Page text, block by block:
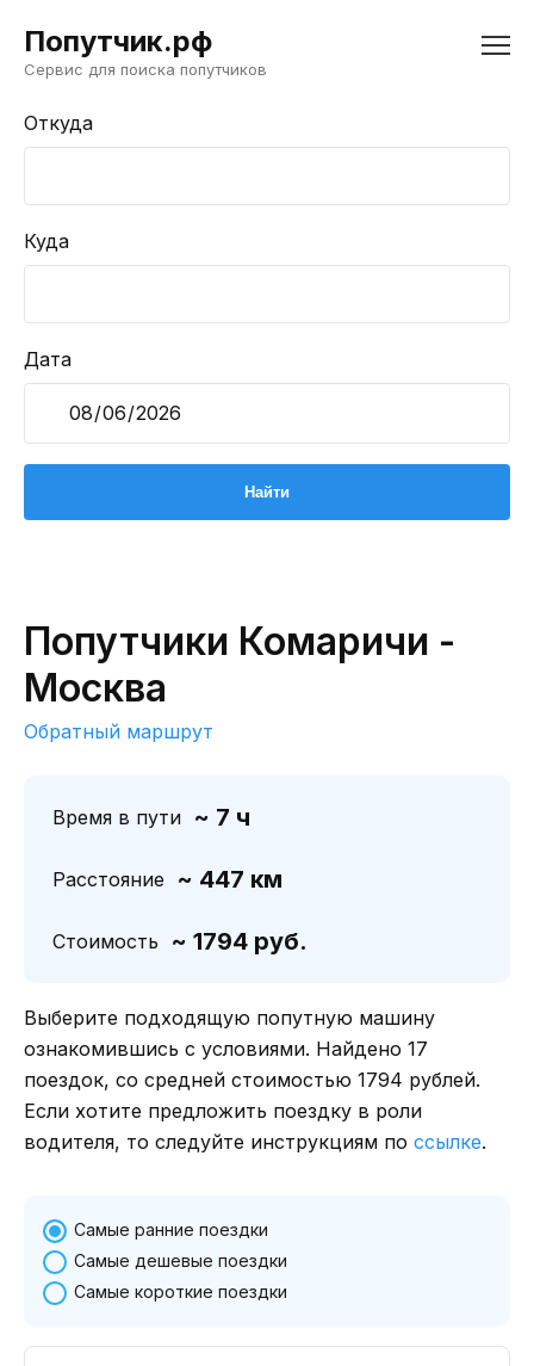
Попутчик.рф
Сервис для поиска попутчиков
Откуда
Куда
Дата
Попутчики Комаричи -
Москва
Обратный маршрут
Время в пути ~ 7 ч
Расстояние ~ 447 км
Стоимость ~ 1794 руб.
Выберите подходящую попутную машину
ознакомившись с условиями. Найдено 17
поездок, со средней стоимостью 1794 рублей.
Если хотите предложить поездку в роли
водителя, то следуйте инструкциям по ссылке.
Самые ранние поездки
Самые дешевые поездки
Самые короткие поездки